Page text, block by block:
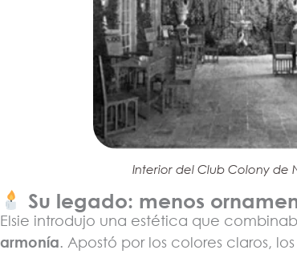
Interior del Club Colony de
Su legado: menos
Elsie introdujo una estética que
armonía. Apostó por los colores claros,